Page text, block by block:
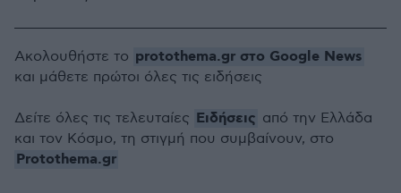
Ακολουθήστε το protothema.gr στο Google News
και μάθετε πρώτοι όλες τις ειδήσεις
Δείτε όλες τις τελευταίες Ειδήσεις από την Ελλάδα
και τον Κόσμο, τη στιγμή που συμβαίνουν, στο
Protothema.gr